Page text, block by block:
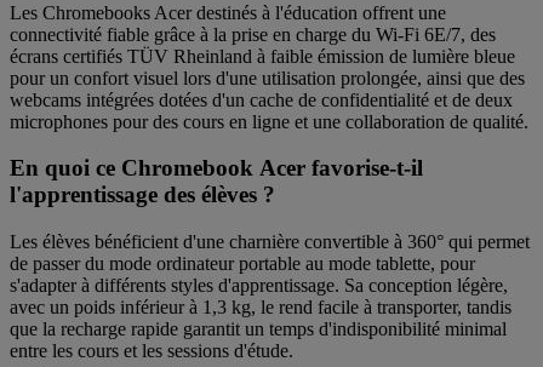
Les Chromebooks Acer destinés à l'éducation offrent une
connectivité fiable grâce à la prise en charge du Wi-Fi 6E/7, des
écrans certifiés TÜV Rheinland à faible émission de lumière bleue
pour un confort visuel lors d'une utilisation prolongée, ainsi que des
webcams intégrées dotées d'un cache de confidentialité et de deux
microphones pour des cours en ligne et une collaboration de qualité.
En quoi ce Chromebook Acer favorise-t-il
l'apprentissage des élèves ?
Les élèves bénéficient d'une charnière convertible à 360° qui permet
de passer du mode ordinateur portable au mode tablette, pour
s'adapter à différents styles d'apprentissage. Sa conception légère,
avec un poids inférieur à 1,3 kg, le rend facile à transporter, tandis
que la recharge rapide garantit un temps d'indisponibilité minimal
entre les cours et les sessions d'étude.